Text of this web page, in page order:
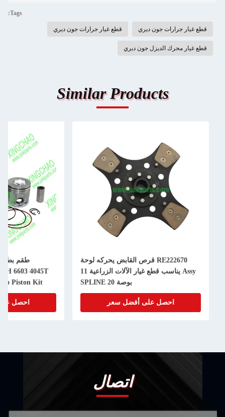
Tags:
قطع غيار جرارات جون ديري قطع غيار جرارات جون ديري
قطع غيار محرك الديزل جون ديري
Similar Products
RE222670 قرص القابض يحركه لوحة
Assy يناسب قطع غيار الآلات الزراعية 11
بوصة 20 SPLINE
احصل على أفضل سعر
6603 4045T
Piston Kit
احصل
اتصال